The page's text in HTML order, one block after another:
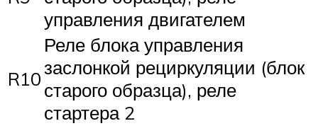
управления двигателем
R10
Реле блока управления
заслонкой рециркуляции (блок
старого образца), реле
стартера 2